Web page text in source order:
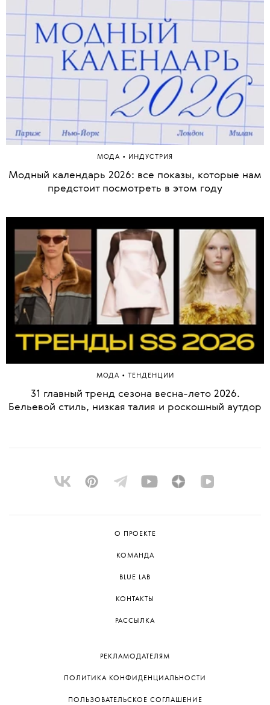
МОДА • ИНДУСТРИЯ
Модный календарь 2026: все показы, которые нам
предстоит посмотреть в этом году
МОДА • ТЕНДЕНЦИИ
31 главный тренд сезона весна-лето 2026.
Бельевой стиль, низкая талия и роскошный аутдор
О ПРОЕКТЕ
КОМАНДА
BLUE LAB
КОНТАКТЫ
РАССЫЛКА
РЕКЛАМОДАТЕЛЯМ
ПОЛИТИКА КОНФИДЕНЦИАЛЬНОСТИ
ПОЛЬЗОВАТЕЛЬСКОЕ СОГЛАШЕНИЕ